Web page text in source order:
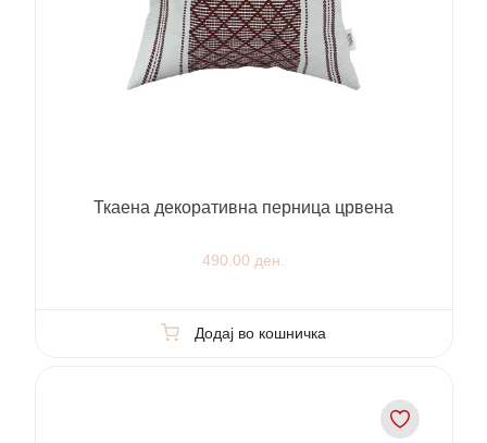
Ткаена декоративна перница црвена
490.00 ден.
Додај во кошничка